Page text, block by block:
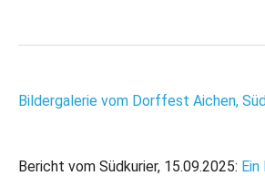
Bildergalerie vom Dorffest Aichen,
Bericht vom Südkurier, 15.09.2025: